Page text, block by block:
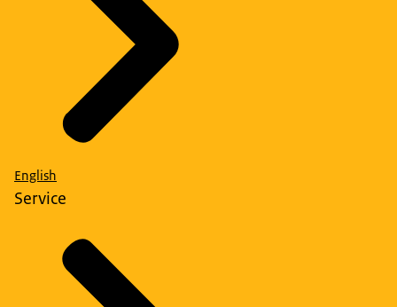
English
Service